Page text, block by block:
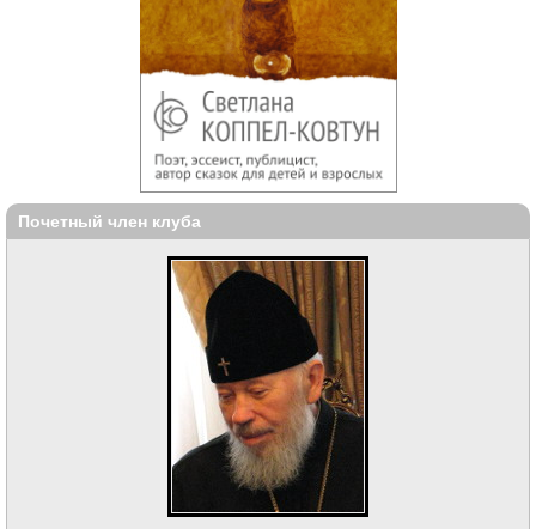
Почетный член клуба